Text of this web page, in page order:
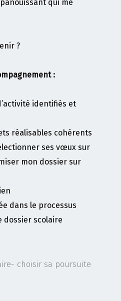
qui me
?
:
identifiés et
réalisables cohérents
ses vœux sur
mon dossier sur
dans le processus
dossier scolaire